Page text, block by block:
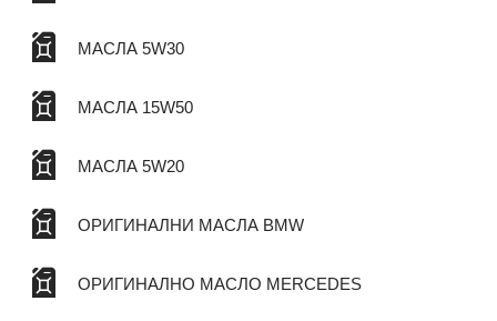
МАСЛА 5W30
МАСЛА 15W50
МАСЛА 5W20
ОРИГИНАЛНИ МАСЛА BMW
ОРИГИНАЛНО МАСЛО MERCEDES